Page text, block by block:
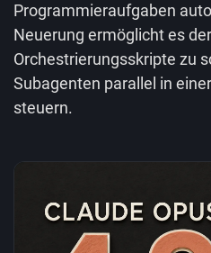
Programmieraufgaben
Neuerung ermöglicht es
Orchestrierungsskripte zu
Subagenten parallel in
steuern.